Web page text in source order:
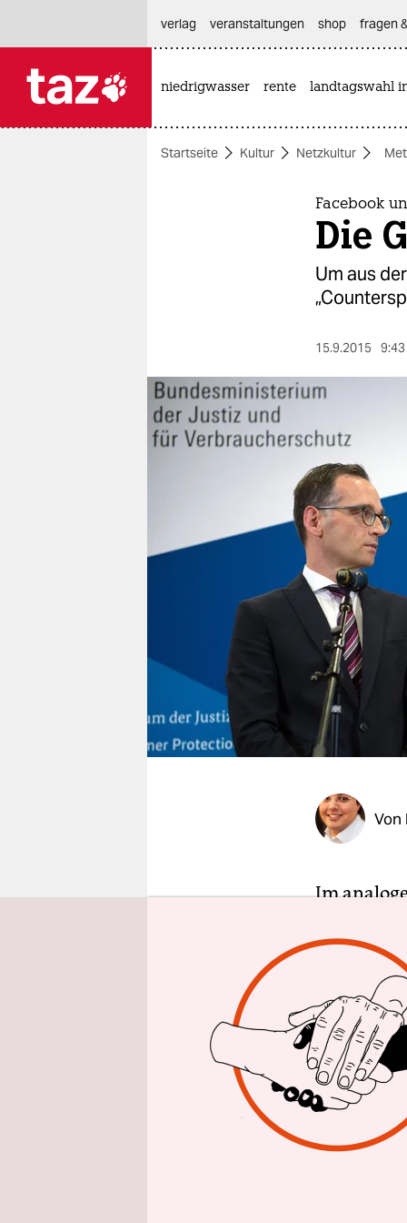
themen
berlin
nord
veranstaltungen
fragen & hilfe
unterstützen
abo
verlag
veranstaltungen shop fragen
niedrigwasser rente landtagswahl
Startseite Kultur Netzkultur
Facebook
Die
Um aus
15.9.2015
Von
Im
Wand und
selbst
nicht
jemand
ein „Nazis
Nicht
Gewalt
den